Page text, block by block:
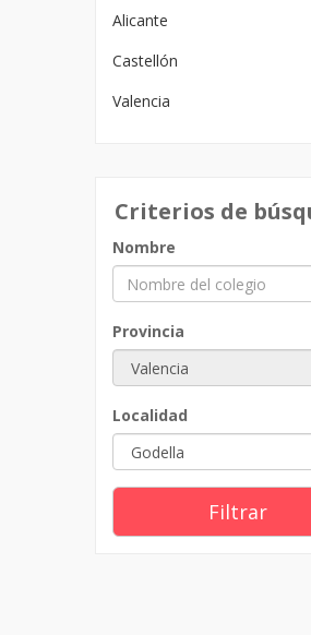
Alicante
Castellón
Valencia
Criterios de
Nombre
Provincia
Localidad
Filtrar